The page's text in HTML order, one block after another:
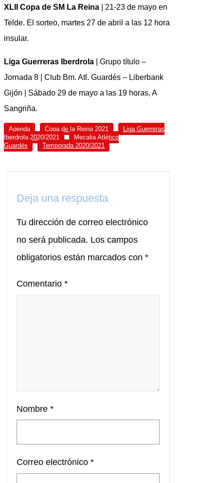
XLII Copa de SM La Reina | 21-23 de mayo en
Telde. El sorteo, martes 27 de abril a las 12 hora
insular.
Liga Guerreras Iberdrola | Grupo título –
Jornada 8 | Club Bm. Atl. Guardés – Liberbank
Gijón | Sábado 29 de mayo a las 19 horas, A
Sangriña.
Agenda Copa de la Reina 2021
Liga Guerreras
Iberdrola 2020/2021
Mecalia Atlético
Guardés
Temporada 2020/2021
Deja una respuesta
Tu dirección de correo electrónico
no será publicada. Los campos
obligatorios están marcados con *
Comentario *
Nombre *
Correo electrónico *